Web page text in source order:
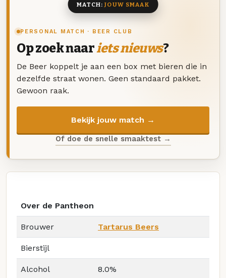
PERSONAL MATCH · BEER CLUB
Op zoek naariets nieuws?
De Beer koppelt je aan een box met bieren die in
dezelfde straat wonen. Geen standaard pakket.
Gewoon raak.
Bekijk jouw match →
Of doe de snelle smaaktest →
MATCH:JOUW SMAAK
Over de Pantheon
Brouwer Tartarus Beers
Bierstijl
Alcohol 8.0%